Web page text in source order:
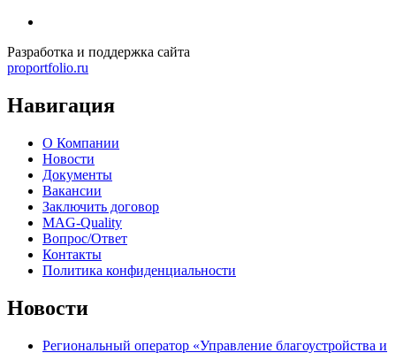
Разработка и поддержка сайта
proportfolio.ru
Навигация
О Компании
Новости
Документы
Вакансии
Заключить договор
MAG-Quality
Вопрос/Ответ
Контакты
Политика конфиденциальности
Новости
Региональный оператор «Управление благоустройства и